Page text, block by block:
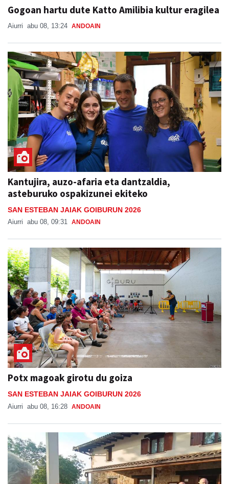
Gogoan hartu dute Katto Amilibia kultur eragilea
Aiurri abu 08, 13:24 ANDOAIN
Kantujira, auzo-afaria eta dantzaldia,
asteburuko ospakizunei ekiteko
SAN ESTEBAN JAIAK GOIBURUN 2026
Aiurri abu 08, 09:31 ANDOAIN
Potx magoak girotu du goiza
SAN ESTEBAN JAIAK GOIBURUN 2026
Aiurri abu 08, 16:28 ANDOAIN